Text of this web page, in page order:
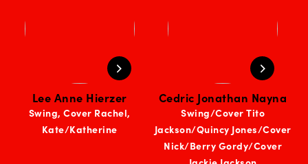
Lee Anne Hierzer
Swing, Cover Rachel,
Kate/Katherine
Cedric Jonathan Nayna
Swing/Cover Tito
Jackson/Quincy Jones/Cover
Nick/Berry Gordy/Cover